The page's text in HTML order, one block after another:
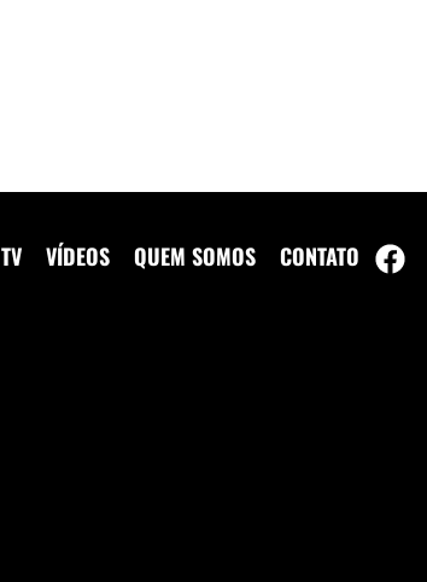
VÍDEOS QUEM SOMOS
CONTATO